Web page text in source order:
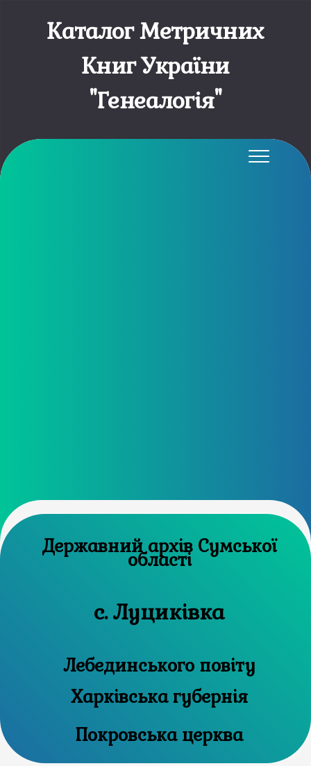
Каталог Метричних
Книг України
"Генеалогія"
Державний архів Сумської
області
с. Луциківка
Лебединського повіту
Харківська губернія
Покровська церква